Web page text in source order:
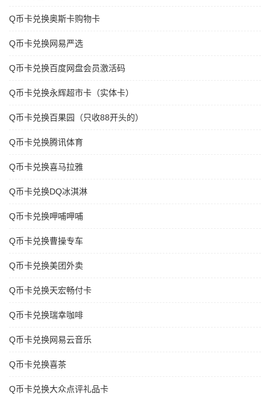
Q币卡兑换奥斯卡购物卡
Q币卡兑换网易严选
Q币卡兑换百度网盘会员激活码
Q币卡兑换永辉超市卡（实体卡）
Q币卡兑换百果园（只收88开头的）
Q币卡兑换腾讯体育
Q币卡兑换喜马拉雅
Q币卡兑换DQ冰淇淋
Q币卡兑换呷哺呷哺
Q币卡兑换曹操专车
Q币卡兑换美团外卖
Q币卡兑换天宏畅付卡
Q币卡兑换瑞幸咖啡
Q币卡兑换网易云音乐
Q币卡兑换喜茶
Q币卡兑换大众点评礼品卡